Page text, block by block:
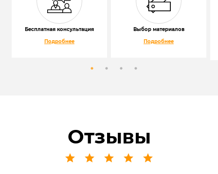
Бесплатная консультация
Подробнее
Выбор материалов
Подробнее
Отзывы